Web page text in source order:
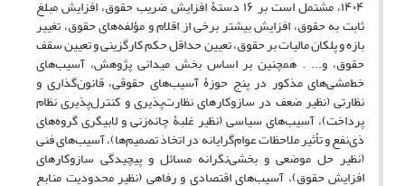
۱۴۰۴، مشتمل است بر ۱۶ دستۀ افزایش ضریب حقوق، افزایش مبلغ
ثابت به حقوق، افزایش بیشتر برخی از اقلام و مؤلفه‌های حقوق، تغییر
بازه و پلکان مالیات بر حقوق، تعیین حداقل حکم کارگزینی و تعیین سقف
حقوق، و... . همچنین بر اساس بخش میدانی پژوهش، آسیب‌های
خط‌مشی‌های مذکور در پنج حوزۀ آسیب‌های حقوقی، قانون‌گذاری و
نظارتی (نظیر ضعف در سازوکارهای نظارت‌پذیری و کنترل‌پذیری نظام
پرداخت)، آسیب‌های سیاسی (نظیر غلبۀ چانه‌زنی و لابیگری گروه‌های
ذی‌نفع و تأثیر ملاحظات عوام‌گرایانه در اتخاذ تصمیم‌ها)، آسیب‌های فنی
(نظیر حل موضعی و بخشی‌نگرانه مسائل و پیچیدگی سازوکارهای
افزایش حقوق)، آسیب‌های اقتصادی و رفاهی (نظیر محدودیت منابع